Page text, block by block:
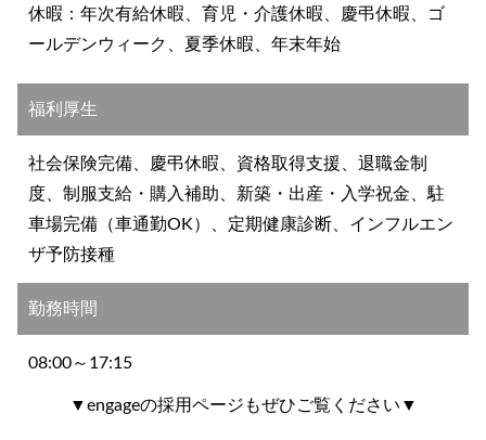
休暇：年次有給休暇、育児・介護休暇、慶弔休暇、ゴ
ールデンウィーク、夏季休暇、年末年始
福利厚生
社会保険完備、慶弔休暇、資格取得支援、退職金制
度、制服支給・購入補助、新築・出産・入学祝金、駐
車場完備（車通勤OK）、定期健康診断、インフルエン
ザ予防接種
勤務時間
08:00～17:15
▼engageの採用ページもぜひご覧ください▼